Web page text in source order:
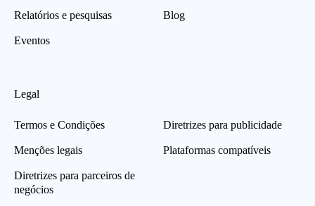
Relatórios e pesquisas
Eventos
Blog
Legal
Termos e Condições
Menções legais
Diretrizes para parceiros de
negócios
Diretrizes para publicidade
Plataformas compatíveis